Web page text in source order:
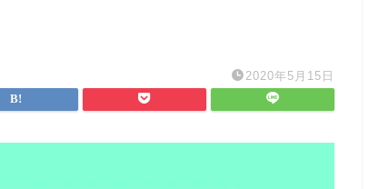
2020年5月15日